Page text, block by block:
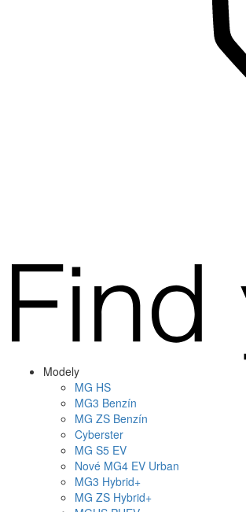
Modely
MG HS
MG3 Benzín
MG ZS Benzín
Cyberster
MG S5 EV
Nové MG4 EV Urban
MG3 Hybrid+
MG ZS Hybrid+